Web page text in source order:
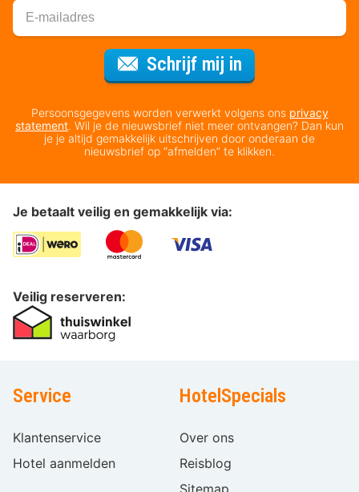
Schrijf mij in
Persoonsgegevens worden verwerkt volgens ons privacy
statement. Wil je de nieuwsbrief niet meer ontvangen? Dan kun
je je altijd gemakkelijk uitschrijven door onderaan de
nieuwsbrief op “afmelden” te klikken.
Je betaalt veilig en gemakkelijk via:
Veilig reserveren:
Service
Klantenservice
Hotel aanmelden
HotelSpecials
Over ons
Reisblog
Sitemap